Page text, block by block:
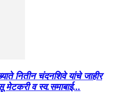
नितीन चंदनशिवे यांचे जाहीर
मेटकरी व स्व.समाबाई...